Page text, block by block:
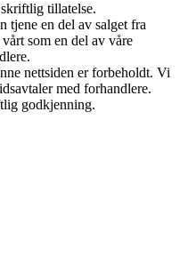
tillatelse.
en del av salget fra
som en del av våre
nettsiden er forbeholdt. Vi
med forhandlere.
godkjenning.